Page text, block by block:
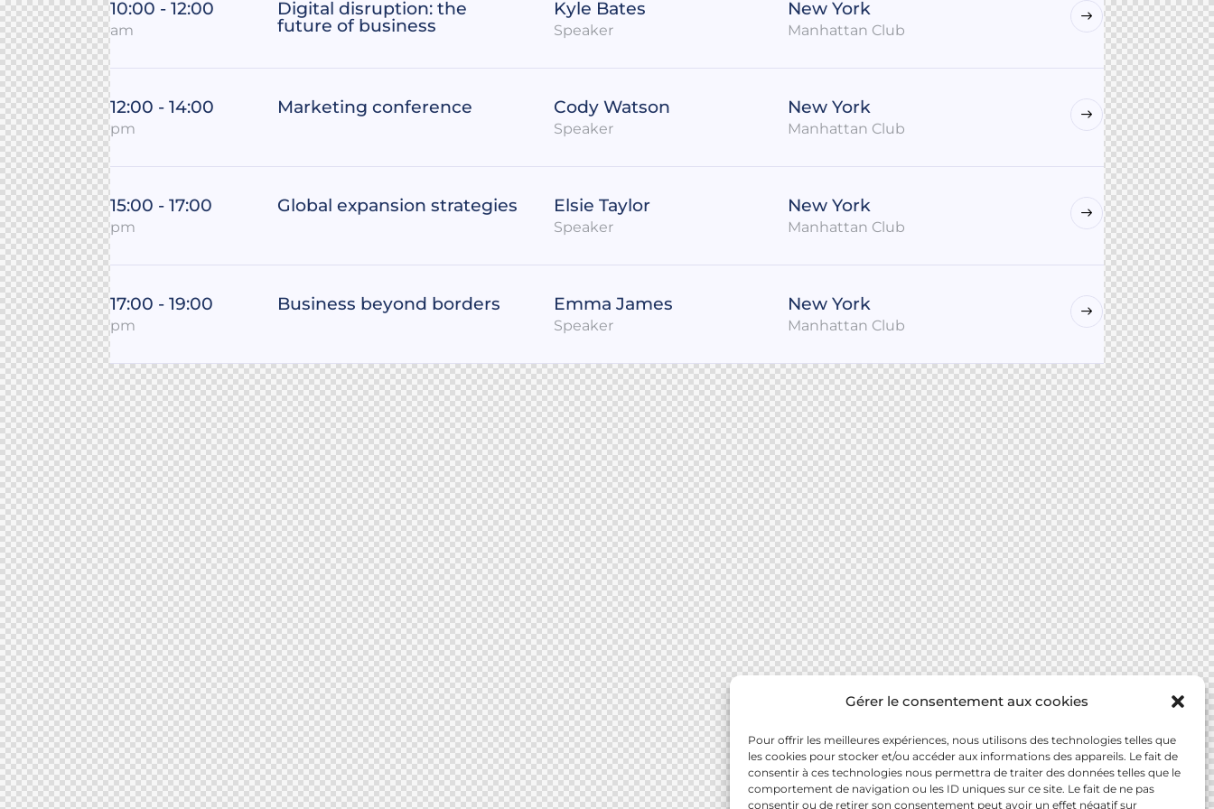
Gérer le consentement aux cookies
Pour offrir les meilleures expériences, nous utilisons des technologies telles que
les cookies pour stocker et/ou accéder aux informations des appareils. Le fait de
consentir à ces technologies nous permettra de traiter des données telles que le
comportement de navigation ou les ID uniques sur ce site. Le fait de ne pas
consentir ou de retirer son consentement peut avoir un effet négatif sur
10:00 - 12:00
am
Digital disruption: the
future of business
Kyle Bates
Speaker
New York
Manhattan Club
12:00 - 14:00
pm
Marketing conference Cody Watson
Speaker
New York
Manhattan Club
15:00 - 17:00
pm
Global expansion strategies Elsie Taylor
Speaker
New York
Manhattan Club
17:00 - 19:00
pm
Business beyond borders Emma James
Speaker
New York
Manhattan Club